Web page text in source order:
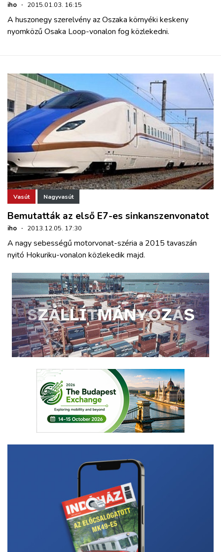
iho · 2015.01.03. 16:15
A huszonegy szerelvény az Oszaka környéki keskeny
nyomközű Osaka Loop-vonalon fog közlekedni.
Vasút Nagyvasút
Bemutatták az első E7-es sinkanszenvonatot
iho · 2013.12.05. 17:30
A nagy sebességű motorvonat-széria a 2015 tavaszán
nyitó Hokuriku-vonalon közlekedik majd.